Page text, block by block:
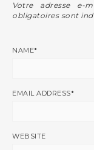
Votre adresse e-
obligatoires sont
NAME*
EMAIL ADDRESS*
WEBSITE